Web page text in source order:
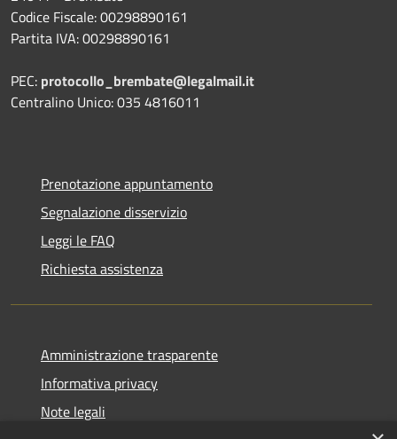
Codice Fiscale: 00298890161
Partita IVA: 00298890161
PEC: protocollo_brembate@legalmail.it
Centralino Unico: 035 4816011
Prenotazione appuntamento
Segnalazione disservizio
Leggi le FAQ
Richiesta assistenza
Amministrazione trasparente
Informativa privacy
Note legali